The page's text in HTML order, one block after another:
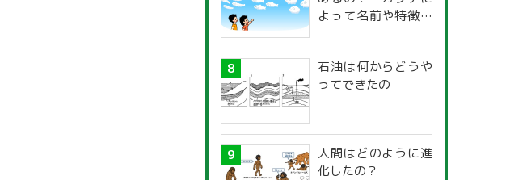
よって名前や特徴が
石油は何からどうや
ってできたの
人間はどのように進
化したの？